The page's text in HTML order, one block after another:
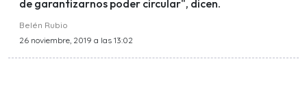
de garantizarnos poder circular", dicen.
Belén Rubio
26 noviembre, 2019 a las 13:02